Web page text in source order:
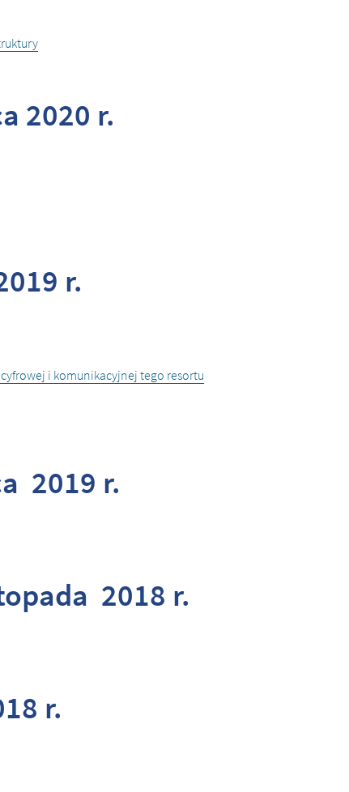
2020 r.
r.
i komunikacyjnej tego resortu
2019 r.
2018 r.
r.